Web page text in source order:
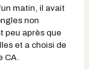
matin, il avait
non
peu après que
et a choisi de
CA.